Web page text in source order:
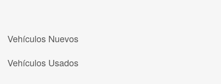
Vehículos Nuevos
Vehículos Usados